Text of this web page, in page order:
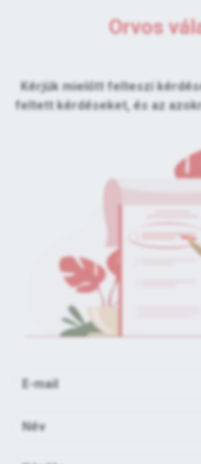
Orvos
Kérjük mielőtt felteszi
feltett kérdéseket, és az